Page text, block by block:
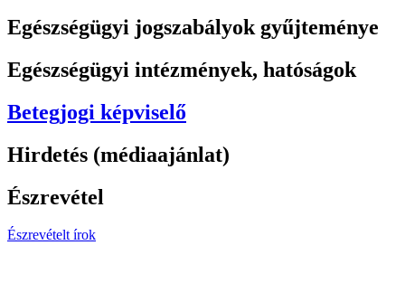
Egészségügyi jogszabályok gyűjteménye
Egészségügyi intézmények, hatóságok
Betegjogi képviselő
Hirdetés (médiaajánlat)
Észrevétel
Észrevételt írok